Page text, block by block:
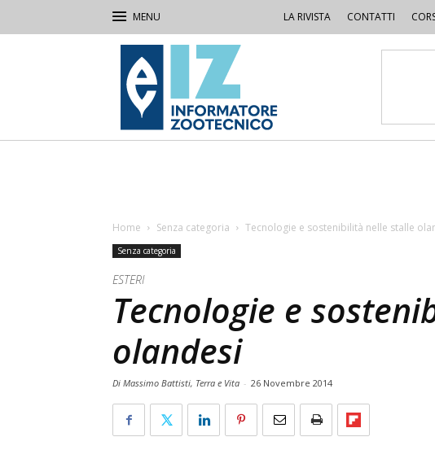
LA RIVISTA CONTATTI
IZ
Informatore
Zootecnico
Home Senza categoria Tecnologie e sostenibilità nelle stalle
Senza categoria
ESTERI
Tecnologie e
olandesi
Di Massimo Battisti, Terra e Vita - 26 Novembre 2014